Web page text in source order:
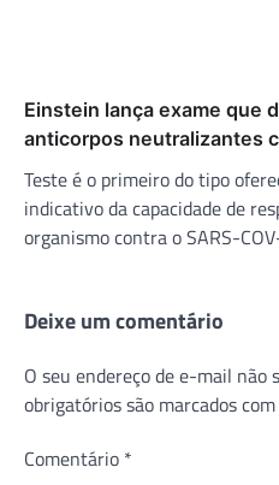
Einstein lança exame que
anticorpos neutralizantes
Teste é o primeiro do tipo
indicativo da capacidade de
organismo contra o SARS-
Deixe um comentário
O seu endereço de e-mail não
obrigatórios são marcados com
Comentário *